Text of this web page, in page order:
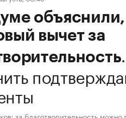
вычет за
.
за благотворительность можно